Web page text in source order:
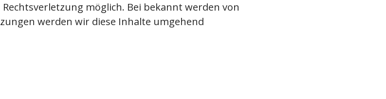
möglich. Bei bekannt werden von
werden wir diese Inhalte umgehend